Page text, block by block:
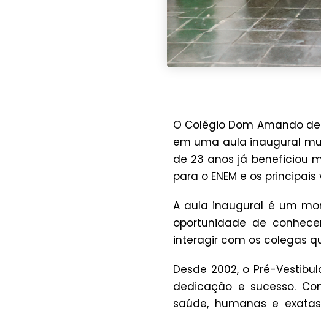
O Colégio Dom Amando
em uma aula inaugural
de 23 anos já beneficiou
para o ENEM e os
A aula inaugural é um
oportunidade de
interagir com os colegas
Desde 2002, o Pré-
dedicação e sucesso.
saúde, humanas e